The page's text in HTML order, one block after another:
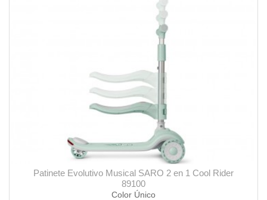
Patinete Evolutivo Musical SARO 2 en 1 Cool Rider
89100
Color Único